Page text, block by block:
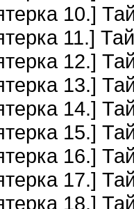
10.]
11.]
12.]
13.]
14.]
15.]
16.]
17.]
18.]